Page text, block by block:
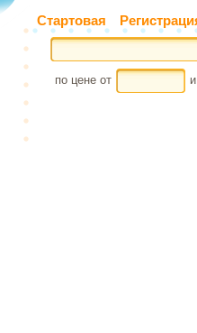
Стартовая
по цене от